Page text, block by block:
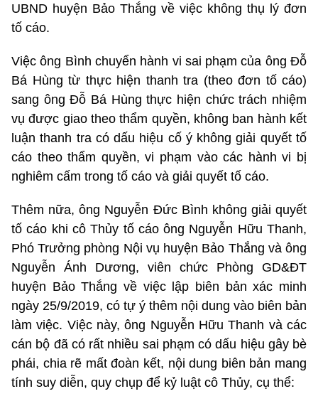
UBND huyện Bảo Thắng về việc không thụ lý đơn
tố cáo.
Việc ông Bình chuyển hành vi sai phạm của ông Đỗ
Bá Hùng từ thực hiện thanh tra (theo đơn tố cáo)
sang ông Đỗ Bá Hùng thực hiện chức trách nhiệm
vụ được giao theo thẩm quyền, không ban hành kết
luận thanh tra có dấu hiệu cố ý không giải quyết tố
cáo theo thẩm quyền, vi phạm vào các hành vi bị
nghiêm cấm trong tố cáo và giải quyết tố cáo.
Thêm nữa, ông Nguyễn Đức Bình không giải quyết
tố cáo khi cô Thủy tố cáo ông Nguyễn Hữu Thanh,
Phó Trưởng phòng Nội vụ huyện Bảo Thắng và ông
Nguyễn Ánh Dương, viên chức Phòng GD&ĐT
huyện Bảo Thắng về việc lập biên bản xác minh
ngày 25/9/2019, có tự ý thêm nội dung vào biên bản
làm việc. Việc này, ông Nguyễn Hữu Thanh và các
cán bộ đã có rất nhiều sai phạm có dấu hiệu gây bè
phái, chia rẽ mất đoàn kết, nội dung biên bản mang
tính suy diễn, quy chụp để kỷ luật cô Thủy, cụ thể: